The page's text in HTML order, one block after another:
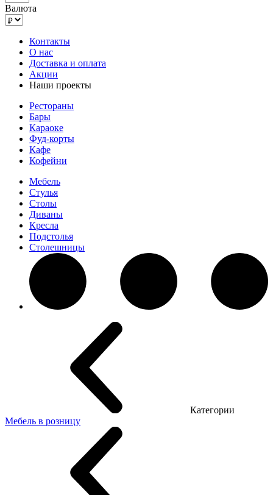
Валюта
Контакты
О нас
Доставка и оплата
Акции
Наши проекты
Рестораны
Бары
Караоке
Фуд-корты
Кафе
Кофейни
Мебель
Стулья
Столы
Диваны
Кресла
Подстолья
Столешницы
Категории
Мебель в розницу